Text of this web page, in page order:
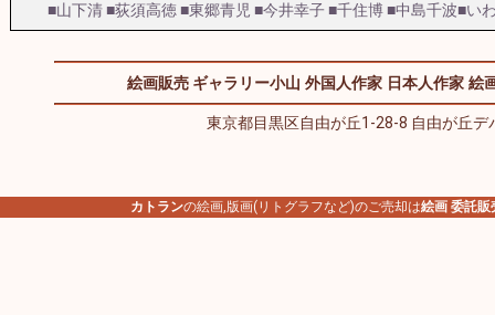
■山下清■荻須高徳■東郷青児 ■今井幸子■千住博■中島千波■い
絵画販売 ギャラリー小山 外国人作家 日本人作家 絵
東京都目黒区自由が丘1-28-8 自由が丘デ
カトランの絵画,版画(リトグラフなど)のご売却は絵画 委託販